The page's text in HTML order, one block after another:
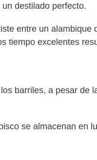
destilado perfecto.
entre un alambique
tiempo excelentes
barriles, a pesar de
se almacenan en